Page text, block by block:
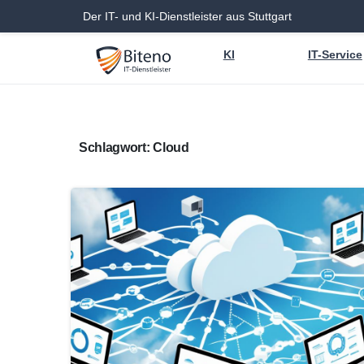
Der IT- und KI-Dienstleister aus Stuttgart
KI IT-Service
Schlagwort:Cloud